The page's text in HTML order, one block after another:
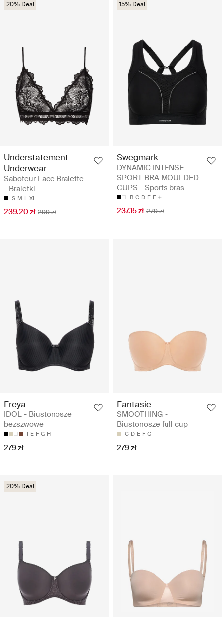
20% Deal
Understatement
Underwear
Saboteur Lace Bralette
- Braletki
S M L XL
239.20 zł 299 zł
15% Deal
Swegmark
DYNAMIC INTENSE
SPORT BRA MOULDED
CUPS - Sports bras
B C D E F
237.15 zł 279 zł
Freya
IDOL - Biustonosze
bezszwowe
I E F G H
279 zł
Fantasie
SMOOTHING -
Biustonosze full cup
C D E F G
279 zł
20% Deal